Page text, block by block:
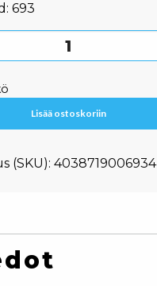
693
asennettava määrä
Lisää ostoskoriin
(SKU): 4038719006934